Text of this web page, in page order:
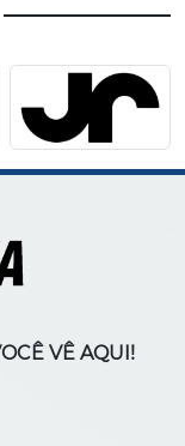
VÊ AQUI!